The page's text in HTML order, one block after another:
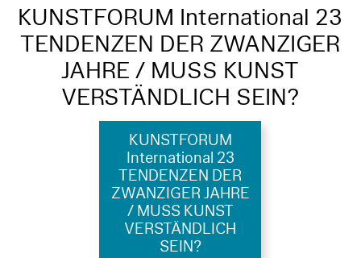
KUNSTFORUM International 23
TENDENZEN DER ZWANZIGER
JAHRE / MUSS KUNST
VERSTÄNDLICH SEIN?
KUNSTFORUM
International 23
TENDENZEN DER
ZWANZIGER JAHRE
/ MUSS KUNST
VERSTÄNDLICH
SEIN?